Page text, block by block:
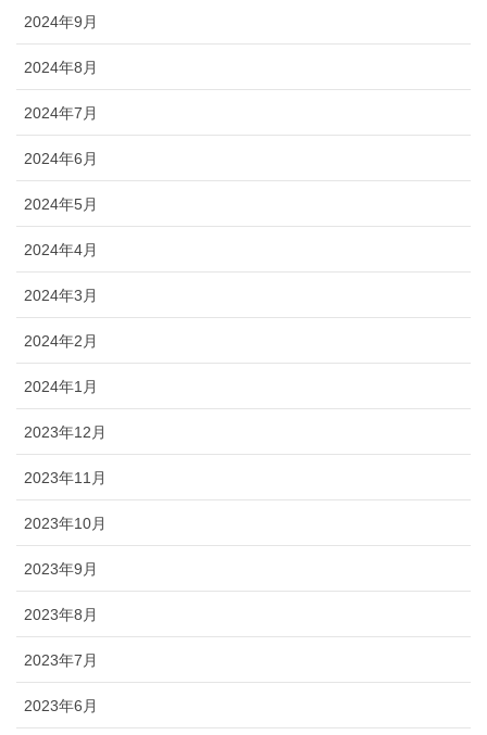
2024年9月
2024年8月
2024年7月
2024年6月
2024年5月
2024年4月
2024年3月
2024年2月
2024年1月
2023年12月
2023年11月
2023年10月
2023年9月
2023年8月
2023年7月
2023年6月